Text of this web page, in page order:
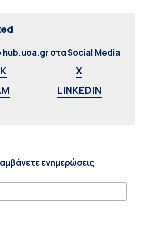
hub.uoa.gr στα Social Media
X
LINKEDIN
ενημερώσεις